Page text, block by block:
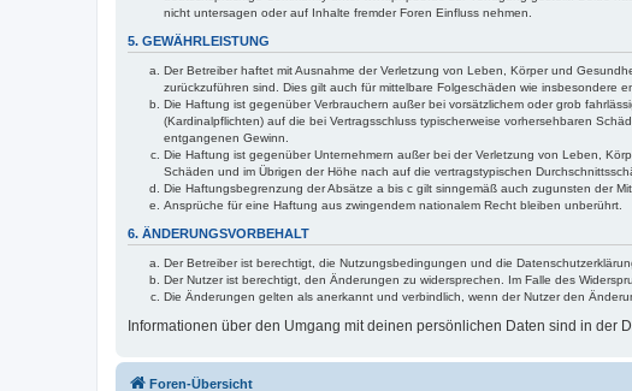
nicht untersagen oder auf Inhalte fremder Foren Einfluss nehmen.
5. GEWÄHRLEISTUNG
Der Betreiber haftet mit Ausnahme der Verletzung von Leben, Körper und
zurückzuführen sind. Dies gilt auch für mittelbare Folgeschäden wie insbesondere
Die Haftung ist gegenüber Verbrauchern außer bei vorsätzlichem oder grob
(Kardinalpflichten) auf die bei Vertragsschluss typischerweise vorhersehbaren
entgangenen Gewinn.
Die Haftung ist gegenüber Unternehmern außer bei der Verletzung von Leben,
Schäden und im Übrigen der Höhe nach auf die vertragstypischen
Die Haftungsbegrenzung der Absätze a bis c gilt sinngemäß auch zugunsten der
Ansprüche für eine Haftung aus zwingendem nationalem Recht bleiben unberührt.
6. ÄNDERUNGSVORBEHALT
Der Betreiber ist berechtigt, die Nutzungsbedingungen und die
Der Nutzer ist berechtigt, den Änderungen zu widersprechen. Im Falle des
Die Änderungen gelten als anerkannt und verbindlich, wenn der Nutzer den
Informationen über den Umgang mit deinen persönlichen Daten sind in der
Foren-Übersicht